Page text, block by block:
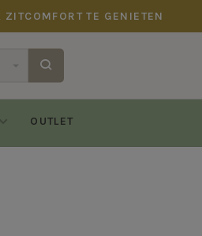
TE GENIETEN
OUTLET